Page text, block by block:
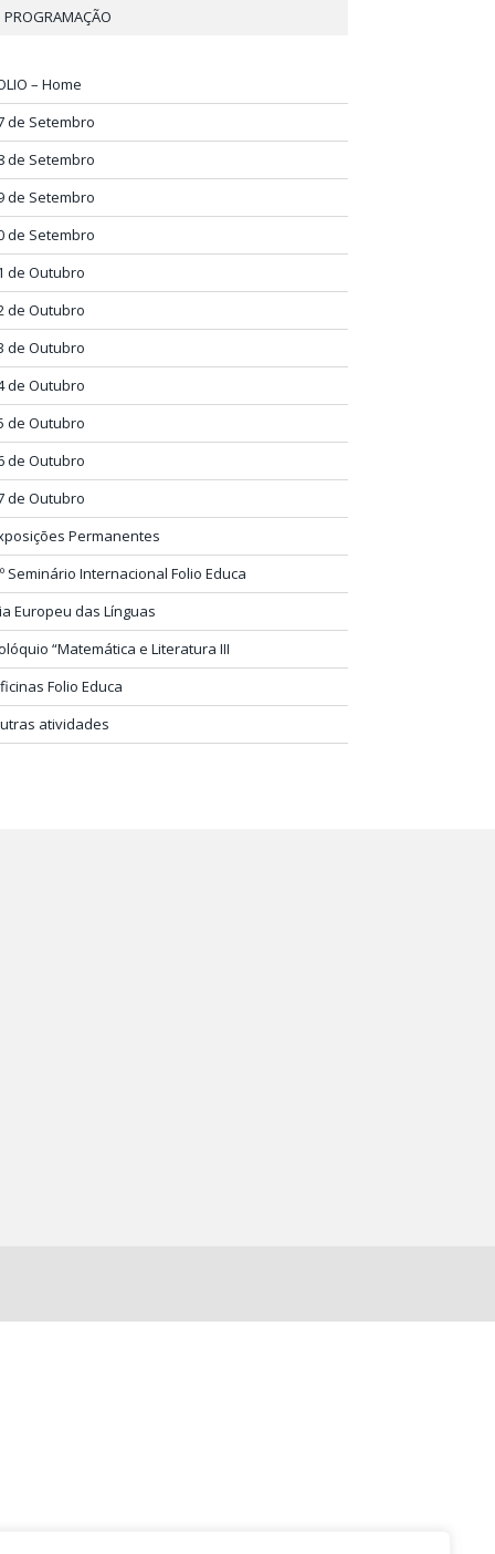
PROGRAMAÇÃO
– Home
de Setembro
de Setembro
de Setembro
de Setembro
de Outubro
de Outubro
de Outubro
de Outubro
de Outubro
de Outubro
de Outubro
Permanentes
Seminário Internacional Folio Educa
Europeu das Línguas
“Matemática e Literatura III
Folio Educa
atividades